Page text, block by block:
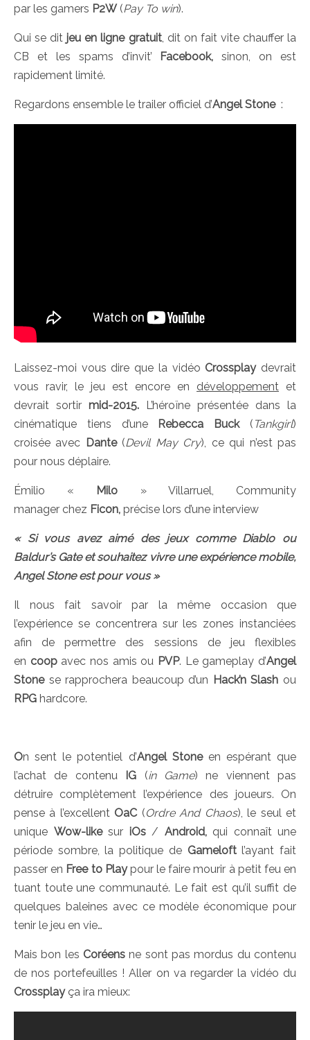
par les gamers P2W(Pay To win).
Qui se dit jeu en ligne gratuit, dit on fait vite chauffer la
CB et les spams d’invit’ Facebook, sinon,
on est
rapidement limité.
Regardons ensemble le trailer officiel d’Angel Stone :
Laissez-moi vous dire que la vidéo Crossplaydevrait
vous ravir, le jeu est encore en développement et
devrait sortir mid-2015. L’héroïne présentée dans la
cinématique tiens d’une Rebecca Buck( Tankgirl)
croisée avec Dante(Devil May Cry), ce qui n’est pas
pour nous déplaire.
Émilio « Milo » Villarruel, Community
manager chez Ficon, précise lors d’une interview
« Si vous avez aimé des jeux comme Diablo ou
Baldur’s Gate et souhaitez vivre une expérience mobile,
Angel Stone est pour vous »
Il nous fait savoir par la même occasion que
l’expérience se concentrera sur les zones instanciées
afin de permettre des sessions de jeu flexibles
en coopavec nos amis ou PVP. Le gameplay d’Angel
Stonese rapprochera beaucoup d’un Hack’n Slash ou
RPG hardcore.
On sent le potentiel d’Angel Stoneen espérant que
l’achat de contenu IG (in Game) ne viennent pas
détruire complètement l’expérience des joueurs. On
pense à l’excellent OaC (Ordre And Chaos), le seul et
unique Wow-likesur iOs/ Android,qui connaît une
période sombre, la politique de Gameloftl’ayant fait
passer en Free to Playpour le faire mourir à petit feu en
tuant toute une communauté. Le fait est qu’il suffit de
quelques baleines avec ce modèle économique pour
tenir le jeu en vie…
Mais bon les Coréens ne sont pas mordus du contenu
de nos portefeuilles ! Aller on va regarder la vidéo du
Crossplayça ira mieux: